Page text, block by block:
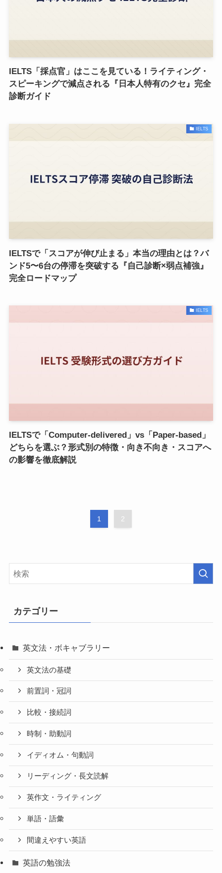
IELTS「採点官」はここを見ている！ライティング・
スピーキングで減点される『日本人特有のクセ』完全
診断ガイド
IELTS
IELTSで「スコアが伸び止まる」本当の理由とは？バ
ンド5〜6台の停滞を突破する『自己診断×弱点補強』
完全ロードマップ
IELTS
IELTSで「Computer-delivered」vs「Paper-based」
どちらを選ぶ？形式別の特徴・向き不向き・スコアへ
の影響を徹底解説
1 2
カテゴリー
英文法・ボキャブラリー
英文法の基礎
前置詞・冠詞
比較・接続詞
時制・助動詞
イディオム・句動詞
リーディング・長文読解
英作文・ライティング
単語・語彙
間違えやすい英語
英語の勉強法